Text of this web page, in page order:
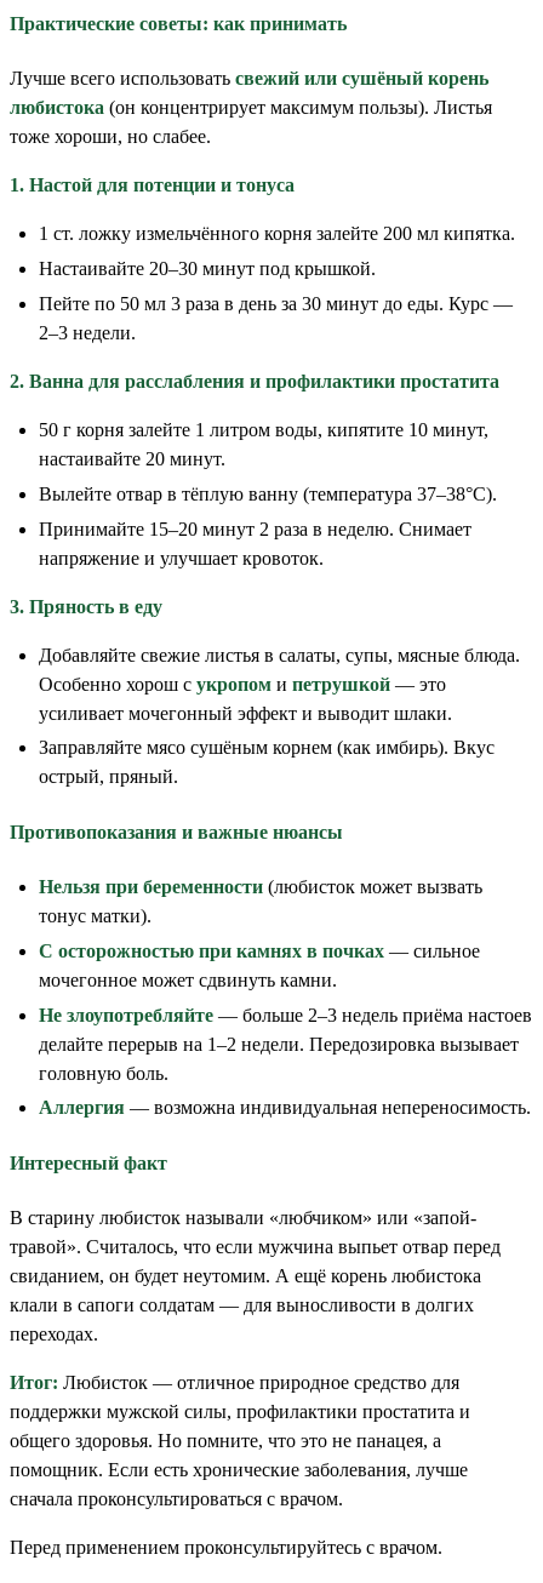
Практические советы: как принимать
Лучше всего использовать свежий или сушёный корень
любистока (он концентрирует максимум пользы). Листья
тоже хороши, но слабее.
1. Настой для потенции и тонуса
1 ст. ложку измельчённого корня залейте 200 мл кипятка.
Настаивайте 20–30 минут под крышкой.
Пейте по 50 мл 3 раза в день за 30 минут до еды. Курс —
2–3 недели.
2. Ванна для расслабления и профилактики простатита
50 г корня залейте 1 литром воды, кипятите 10 минут,
настаивайте 20 минут.
Вылейте отвар в тёплую ванну (температура 37–38°C).
Принимайте 15–20 минут 2 раза в неделю. Снимает
напряжение и улучшает кровоток.
3. Пряность в еду
Добавляйте свежие листья в салаты, супы, мясные блюда.
Особенно хорош с укропом и петрушкой — это
усиливает мочегонный эффект и выводит шлаки.
Заправляйте мясо сушёным корнем (как имбирь). Вкус
острый, пряный.
Противопоказания и важные нюансы
Нельзя при беременности (любисток может вызвать
тонус матки).
С осторожностью при камнях в почках — сильное
мочегонное может сдвинуть камни.
Не злоупотребляйте — больше 2–3 недель приёма настоев
делайте перерыв на 1–2 недели. Передозировка вызывает
головную боль.
Аллергия — возможна индивидуальная непереносимость.
Интересный факт
В старину любисток называли «любчиком» или «запой-
травой». Считалось, что если мужчина выпьет отвар перед
свиданием, он будет неутомим. А ещё корень любистока
клали в сапоги солдатам — для выносливости в долгих
переходах.
Итог: Любисток — отличное природное средство для
поддержки мужской силы, профилактики простатита и
общего здоровья. Но помните, что это не панацея, а
помощник. Если есть хронические заболевания, лучше
сначала проконсультироваться с врачом.
Перед применением проконсультируйтесь с врачом.